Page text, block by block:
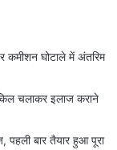
कमीशन घोटाले में अंतरिम
चलाकर इलाज कराने
पहली बार तैयार हुआ पूरा